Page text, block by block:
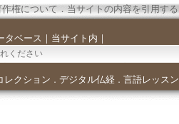
作権について．当サイトの内容を引用する
タベース ｜ 当サイト内 ｜
レクション ． デジタル仏経． 言語レッスン